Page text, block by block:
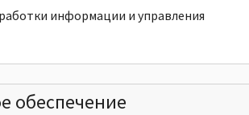
информации и управления
обеспечение